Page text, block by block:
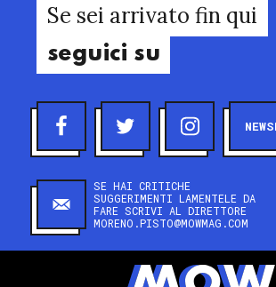
Se sei arrivato fin qui
seguici su
SE HAI CRITICHE
SUGGERIMENTI LAMENTELE DA
FARE SCRIVI AL DIRETTORE
MORENO.PISTO@MOWMAG.COM